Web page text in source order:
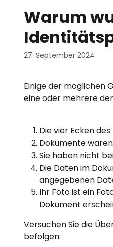
Warum
27. September 2024
Einige der möglichen
eine oder mehrere
Die vier Ecken
Dokumente
Sie haben nicht
Die Daten im
angegebenen
Ihr Foto ist ein
Dokument
Versuchen Sie die
befolgen: